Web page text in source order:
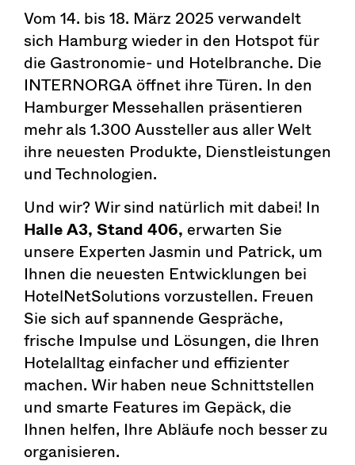
Vom 14. bis 18. März 2025 verwandelt
sich Hamburg wieder in den Hotspot für
die Gastronomie- und Hotelbranche. Die
INTERNORGA öffnet ihre Türen. In den
Hamburger Messehallen präsentieren
mehr als 1.300 Aussteller aus aller Welt
ihre neuesten Produkte, Dienstleistungen
und Technologien.
Und wir? Wir sind natürlich mit dabei! In
Halle A3, Stand 406, erwarten Sie
unsere Experten Jasmin und Patrick, um
Ihnen die neuesten Entwicklungen bei
HotelNetSolutions vorzustellen. Freuen
Sie sich auf spannende Gespräche,
frische Impulse und Lösungen, die Ihren
Hotelalltag einfacher und effizienter
machen. Wir haben neue Schnittstellen
und smarte Features im Gepäck, die
Ihnen helfen, Ihre Abläufe noch besser zu
organisieren.